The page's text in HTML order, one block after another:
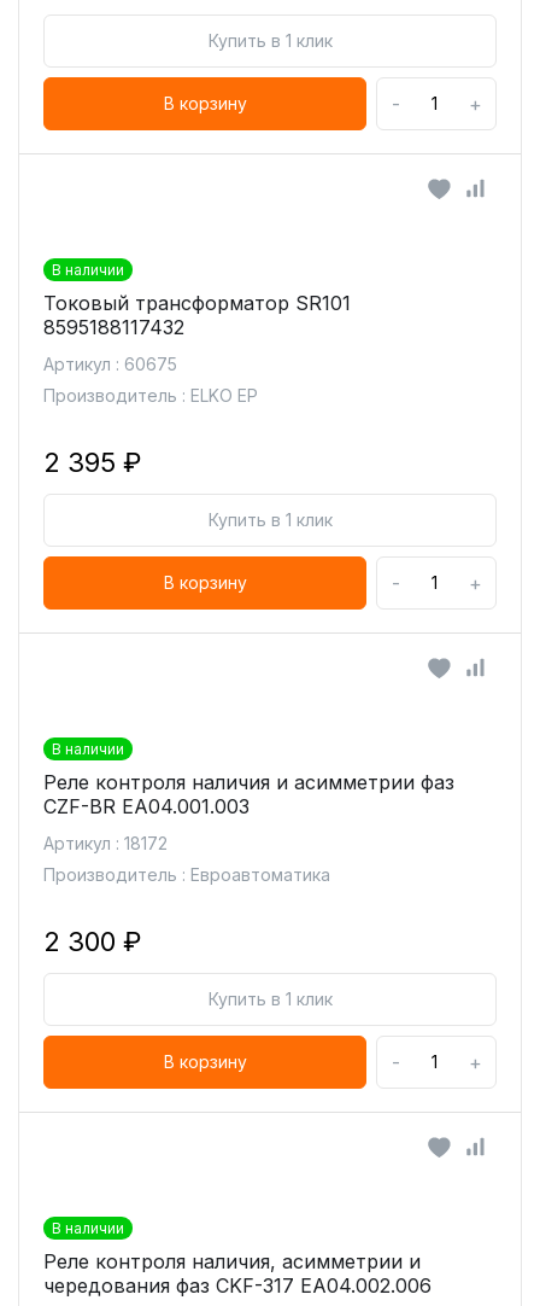
Купить в 1 клик
В корзину - +
В наличии
Токовый трансформатор SR101
8595188117432
Артикул : 60675
Производитель : ELKO EP
2 395 ₽
Купить в 1 клик
В корзину - +
В наличии
Реле контроля наличия и асимметрии фаз
CZF-BR ЕА04.001.003
Артикул : 18172
Производитель : Евроавтоматика
2 300 ₽
Купить в 1 клик
В корзину - +
В наличии
Реле контроля наличия, асимметрии и
чередования фаз CKF-317 ЕА04.002.006